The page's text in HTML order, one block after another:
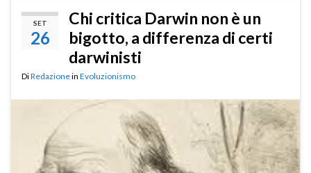
SET
26
Chi critica Darwin non è un
bigotto, a differenza di certi
darwinisti
DiRedazionein Evoluzionismo